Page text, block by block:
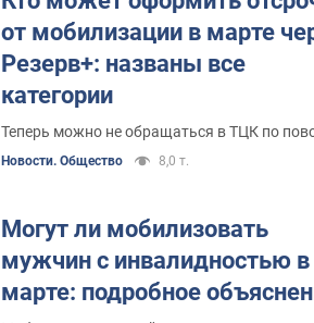
от мобилизации в марте
Резерв+: названы все
категории
Теперь можно не обращаться в ТЦК по
Новости. Общество 8,0 т.
Могут ли мобилизовать
мужчин с инвалидностью в
марте: подробное